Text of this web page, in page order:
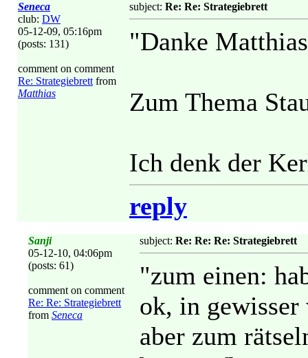
Seneca
club: DW
05-12-09, 05:16pm
(posts: 131)
comment on comment
Re: Strategiebrett from
Matthias
subject: Re: Re: Strategiebrett
"Danke
Zum Thema
Ich denk der
reply
Sanji
05-12-10, 04:06pm
(posts: 61)
comment on comment
Re: Re: Strategiebrett
from Seneca
subject: Re: Re: Re: Strategiebrett
"zum einen:
ok, in gewisser
aber zum